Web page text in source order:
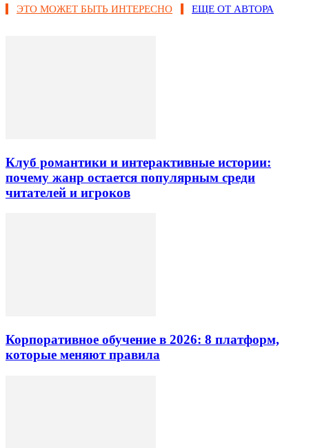
ЭТО МОЖЕТ БЫТЬ ИНТЕРЕСНО ЕЩЕ ОТ АВТОРА
Клуб романтики и интерактивные истории:
почему жанр остается популярным среди
читателей и игроков
Корпоративное обучение в 2026: 8 платформ,
которые меняют правила